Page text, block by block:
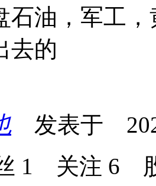
石油，军工
去的
发表于
1 关注 6